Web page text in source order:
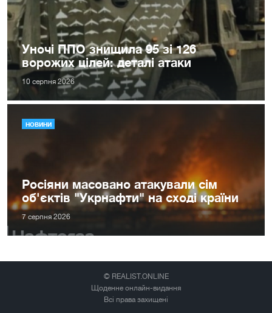
Уночі ППО знищила 95 зі 126
ворожих цілей: деталі атаки
10 серпня 2026
НОВИНИ
Росіяни масовано атакували сім
об'єктів "Укрнафти" на сході країни
7 серпня 2026
© REALIST.ONLINE
Щоденне онлайн-видання
Всі права захищені